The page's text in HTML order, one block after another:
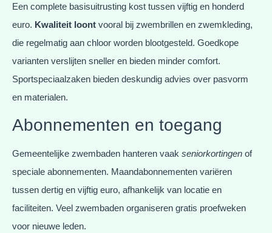
Een complete basisuitrusting kost tussen vijftig en honderd
euro. Kwaliteit loont vooral bij zwembrillen en zwemkleding,
die regelmatig aan chloor worden blootgesteld. Goedkope
varianten verslijten sneller en bieden minder comfort.
Sportspeciaalzaken bieden deskundig advies over pasvorm
en materialen.
Abonnementen en toegang
Gemeentelijke zwembaden hanteren vaak seniorkortingen of
speciale abonnementen. Maandabonnementen variëren
tussen dertig en vijftig euro, afhankelijk van locatie en
faciliteiten. Veel zwembaden organiseren gratis proefweken
voor nieuwe leden.